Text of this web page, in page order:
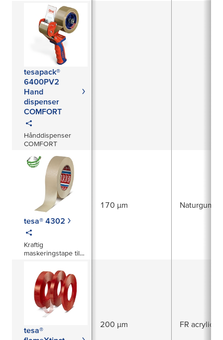
pakketape
tesapack®
6400PV2
Hand
dispenser
COMFORT
Hånddispenser
COMFORT
tesa® 4302
Kraftig
maskeringstape til
temperaturer opp til
160 °C
170 µm Naturgummi
tesa®
200 µm FR acrylic